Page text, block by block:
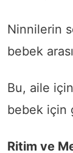
Ninnilerin
bebek
Bu, aile
bebek için
Ritim ve